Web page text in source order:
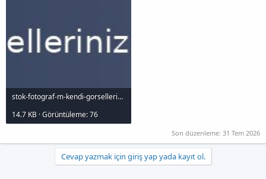
stok-fotograf-m-kendi-gorselleriniz-mi-iste-dogru-secim-icin-ipuclar_1000x120.jpg
14.7 KB · Görüntüleme: 76
Son düzenleme: 31 Tem 2026
Cevap yazmak için giriş yap yada kayıt ol.